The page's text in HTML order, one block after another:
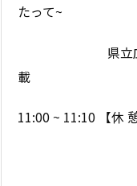
たって~
県立広島大学
載
11:00 ~